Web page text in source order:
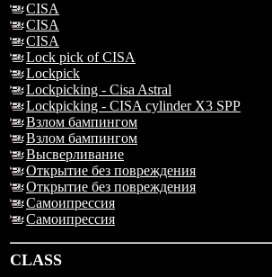
CISA
CISA
CISA
Lock pick of CISA
Lockpick
Lockpicking - Cisa Astral
Lockpicking - CISA cylinder X3 SPP
Взлом бампингом
Взлом бампингом
Высверливание
Открытие без повреждения
Открытие без повреждения
Самоипрессия
Самоипрессия
CLASS